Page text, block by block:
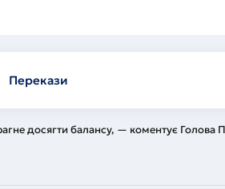
Перекази
досягти балансу, — коментує Голова